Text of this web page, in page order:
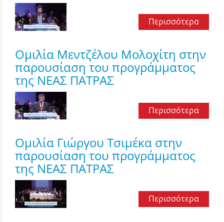
Περισσότερα
Ομιλία Μεντζέλου Μολοχίτη στην
παρουσίαση του προγράμματος
της ΝΕΑΣ ΠΑΤΡΑΣ
Περισσότερα
Ομιλία Γιώργου Τσιμέκα στην
παρουσίαση του προγράμματος
της ΝΕΑΣ ΠΑΤΡΑΣ
Περισσότερα